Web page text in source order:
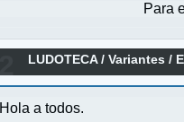
Para
LUDOTECA/Variantes /
Hola a todos.